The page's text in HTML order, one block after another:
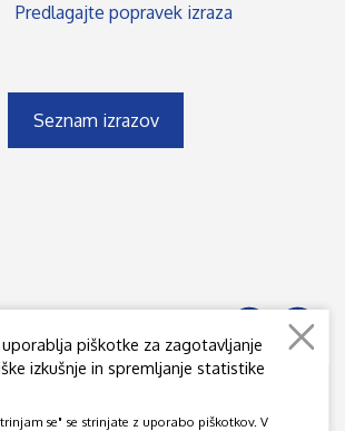
Predlagajte popravek izraza
Seznam izrazov
piškotke za zagotavljanje
izkušnje in spremljanje statistike
se" se strinjate z uporabo piškotkov. V